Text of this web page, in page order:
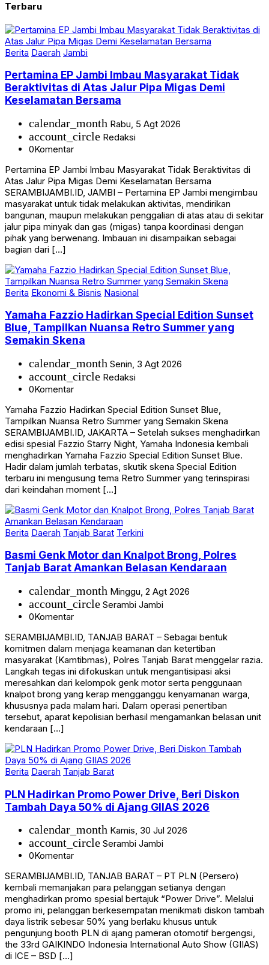
Berita Daerah Jambi
Beraktivitas di Atas Jalur Pipa Migas Demi
Keselamatan Bersama
account_circleRedaksi
0Komentar
Atas Jalur Pipa Migas Demi Keselamatan Bersama
SERAMBIJAMBI.ID, JAMBI – Pertamina EP Jambi mengimbau
masyarakat untuk tidak melakukan aktivitas, mendirikan
bangunan, maupun melakukan penggalian di atas atau di sekitar
jalur pipa minyak dan gas (migas) tanpa koordinasi dengan
pihak yang berwenang. Imbauan ini disampaikan sebagai
bagian dari […]
Berita Ekonomi & Bisnis Nasional
Blue, Tampilkan Nuansa Retro Summer yang
Semakin Skena
account_circleRedaksi
0Komentar
Tampilkan Nuansa Retro Summer yang Semakin Skena
SERAMBIJAMBI.ID, JAKARTA – Setelah sukses menghadirkan
edisi spesial Fazzio Starry Night, Yamaha Indonesia kembali
menghadirkan Yamaha Fazzio Special Edition Sunset Blue.
Hadir dalam jumlah terbatas, skutik skena Special Edition
terbaru ini mengusung tema Retro Summer yang terinspirasi
dari keindahan moment […]
Berita Daerah Tanjab Barat Terkini
Tanjab Barat Amankan Belasan Kendaraan
account_circleSerambi Jambi
0Komentar
komitmen dalam menjaga keamanan dan ketertiban
masyarakat (Kamtibmas), Polres Tanjab Barat menggelar razia.
Langkah tegas ini difokuskan untuk mengantisipasi aksi
meresahkan dari kelompok genk motor serta penggunaan
knalpot brong yang kerap mengganggu kenyamanan warga,
khususnya pada malam hari. Dalam operasi penertiban
tersebut, aparat kepolisian berhasil mengamankan belasan unit
kendaraan […]
Berita Daerah Tanjab Barat
Tambah Daya 50% di Ajang GIIAS 2026
account_circleSerambi Jambi
0Komentar
kembali memanjakan para pelanggan setianya dengan
menghadirkan promo spesial bertajuk “Power Drive”. Melalui
promo ini, pelanggan berkesempatan menikmati diskon tambah
daya listrik sebesar 50% yang berlaku khusus untuk
pengunjung booth PLN di ajang pameran otomotif bergengsi,
the 33rd GAIKINDO Indonesia International Auto Show (GIIAS)
di ICE – BSD […]